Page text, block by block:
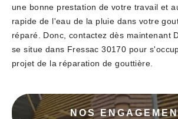
une bonne prestation de votre travail et
rapide de l'eau de la pluie dans votre
réparé. Donc, contactez dès maintenant
se situe dans Fressac 30170 pour
projet de la réparation de gouttière.
NOS